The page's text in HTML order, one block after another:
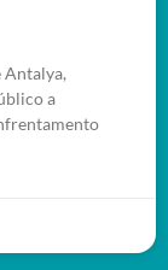
Antalya,
a